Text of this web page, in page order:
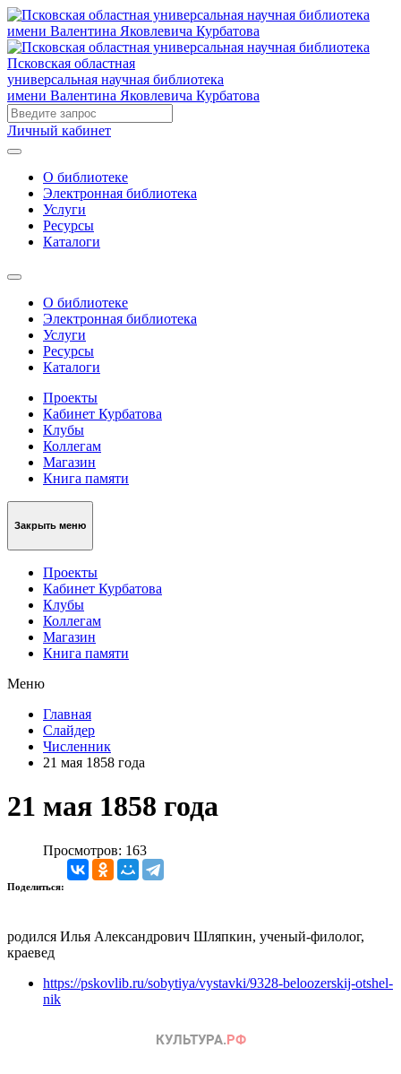
Псковская областная
универсальная научная библиотека
имени Валентина Яковлевича Курбатова
Личный кабинет
О библиотеке
Электронная библиотека
Услуги
Ресурсы
Каталоги
О библиотеке
Электронная библиотека
Услуги
Ресурсы
Каталоги
Проекты
Кабинет Курбатова
Клубы
Коллегам
Магазин
Книга памяти
Закрыть меню
Проекты
Кабинет Курбатова
Клубы
Коллегам
Магазин
Книга памяти
Меню
Главная
Слайдер
Численник
21 мая 1858 года
21 мая 1858 года
Просмотров: 163
Поделиться:
родился Илья Александрович Шляпкин, ученый-филолог,
краевед
https://pskovlib.ru/sobytiya/vystavki/9328-beloozerskij-otshel-
nik